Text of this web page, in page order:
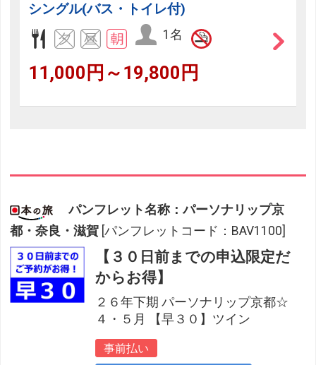
シングル(バス・トイレ付)
1名
11,000円～19,800円
パンフレット名称：パーソナリップ京
都・奈良・滋賀 [パンフレットコード：BAV1100]
【３０日前までの申込限定だ
からお得】
２６年下期 パーソナリップ京都☆
４・５月 【早３０】ツイン
事前払い